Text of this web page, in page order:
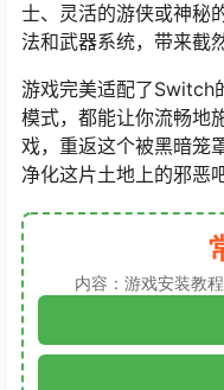
士、灵活的游侠或神秘
法和武器系统，带来截
游戏完美适配了Switch
模式，都能让你流畅地
戏，重返这个被黑暗笼
净化这片土地上的邪恶吧
内容：游戏安装教